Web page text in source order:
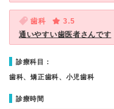
歯科
3.5
通いやすい歯医者さんです
診療科目：
歯科、矯正歯科、小児歯科
診療時間